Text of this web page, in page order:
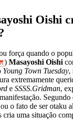
Oishi
força quando o
) Masayoshi Oishi
Young Town Tuesday,
extremamente
e SSSS.Gridman,
o fato de ser otaku
cria uma situação